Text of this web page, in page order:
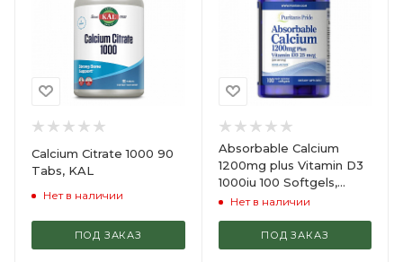
Calcium Citrate 1000 90
Tabs, KAL
Нет в наличии
ПОД ЗАКАЗ
Absorbable Calcium
1200mg plus Vitamin D3
1000iu 100 Softgels,
Puritans Pride
Нет в наличии
ПОД ЗАКАЗ